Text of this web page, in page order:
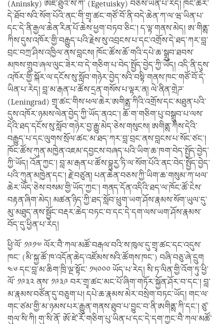
(Aninsky) ཨེཇ་ཐུའི་སི་ཀི་ (Egetuisky) བཅས་ཡིན་པ་རེད། ཁོང་ཚོར་
དེ་ཐོབ་སའི་སོག་པོའི་ནང་གི་གྲྭ་ཚང་གཙོ་བོ་ནི་བདེ་ཆེན་ཀ་ལ་ཝ་ཡིན་པ་
དང་དེ་ནི་རྒྱལ་ཆེན་རིན་པོ་ཆེས་ཕྱག་བཏབ་ཅིང་། ད་ལྟ་གནས་མེད། ཨ་གིནྶ་
ཀིས་དུས་འཁོར་གྱི་བརྒྱུད་པའི་རྗེས་སུ་འབྲངས་པ་དང་འགྲོས་དེ་ཐད་ཀར་བླ་
བྲང་བཀྲ་ཤིས་འཁྱིལ་ནས་བླངས། ཁོང་ཚོས་ཆོ་གའི་དཔེ་ཆ་སྒྲུབ་ཐབས་
མཁས་གྲུབ་ཞལ་ལུང་ཟེར་བ་དེ་གཅིག་པ་བེད་སྤྱོད་བྱེད་ཀྱི་ཡོད། འདི་ནི་དུས་
འཁོར་གྱི་སྐོར་ལ་དངོས་སུ་སློབ་གཉེར་བྱེད་སའི་བསྟི་གནས་ཁང་གཙོ་བོ་དེ་
ཡིན་པ་རེད། བླ་མ་རྒན་པ་ཚོས་དྲན་གསོས་པ་ལྟར་ན། ལེ་ནིན་གྲེཌ་
(Leningrad) གྲྭ་ཚང་གིས་ཕལ་ཆེར་ཨགིནྶ་ཀིའི་འགྲོས་དང་མཐུན་པའི་
དུས་འཁོར་ཉམས་ལེན་བྱེད་ཀྱི་ཡོད་ནའང་། ཆོ་ག་གཅིག་པུ་བསྒྲུབ་པ་ལས་
དེའི་ཐད་དངོས་སུ་སློབ་གཉེར་བྱ་རྒྱུ་མེད་ཅེས་གསུངས། ཨགིནྶ་ཀིས་དེའི་
བརྒྱུད་པ་དང་ལུགས་སྲོལ་ཚང་མ་ཐད་ཀར་བླ་བྲང་ནས་བླངས་པ་སོང་ཙང་།
ཁོང་ཚོས་ཀུན་མཁྱེན་འཇམ་དབྱངས་བཞད་པའི་ཡིག་ཆ་ཁག་བེད་སྤྱོད་བྱེད་
ཀྱི་ཡོད། འོན་ཀྱང་། བླ་མ་རྒན་པ་ཚོས་བྷུརྱ་ཏི་ལ་སོག་པོའི་ནང་བེད་སྤྱོད་བྱེད་
པའི་ཀུན་མཁྱེན་དང་། རྗེ་བཙུན། པན་ཆེན་བཅས་ཀྱི་ཡིག་ཆ་གསུམ་ཀ་ཕལ་
ཆེར་ཡོད་ཅེས་བསམ་གྱི་ཡོད་ཀྱང་། གནད་དོན་འདིའི་ཐད་ལ་ཁོང་ཚོ་ངེས་
བརྟན་ཞིག་མེད། མཚན་ཉིད་ཀྱི་ཐད་སློབ་ཕྲུག་ཡག་ཤོས་རྣམས་སོག་ཡུལ་དུ་
མུ་མཐུད་ནས་སྦྱོང་བརྡར་ཆེད་བཏང་བ་དང་དེ་དག་ལས་ཡག་ཤོས་རྣམས་
བོད་དུ་ཕྱིན་པ་རེད།
ཕྱི་ལོ་ ༡༩༡༧ ལོར་བཻ་ཀལ་མཚོ་བརྒལ་བའི་ས་ཁུལ་དུ་གྲྭ་ཚང་དང་འདུས་
ཁང་ (མི་སྐྱ་ཚོ་ཁ་འདོན་ཆེད་འཛོམས་སའི་ཚོགས་ཁང་) བཞི་བཅུ་ཞེ་དྲུག
༤༦ དང་བླ་མ་ཆིག་ཁྲི་ལྔ་སྟོང་ ༡༥༠༠༠ ཡོད་པ་རེད། སི་ཏ་ལིན་གྱི་འོག་ཏུ་ཕྱི་
ལོ་ ༡༩༣༢ ནས་ ༡༩༣༩ བར་གྲྭ་ཚང་མང་པོ་ཞིག་གཏོར་སྐྱོན་ཤོར་བ་དང་། བླ་
མ་རྣམས་བཙོན་དུ་བཅུག་པ། དཔེ་ཆ་རྣམས་མེར་བསྲེག་བཏང་ཡོད། གང་ལ་
གང་ཙམ་གྱི་མ་ཉམས་པར་རྒྱུན་གནས་ཐུབ་པ་བྱུང་བ་ནི་ཨགིནྶ་ཀི་དང་། ཙུ་
གུལ་སི་ཀི། གུ་སི་ནོ་ ཨོ་ཛེ་རོ་གཅིག་པུ་ཡིན་པ་དང་དེ་དག་ཀྱང་བཻ་ཀལ་མཚོ་